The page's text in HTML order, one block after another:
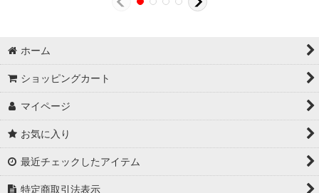
ホーム
ショッピングカート
マイページ
お気に入り
最近チェックしたアイテム
特定商取引法表示